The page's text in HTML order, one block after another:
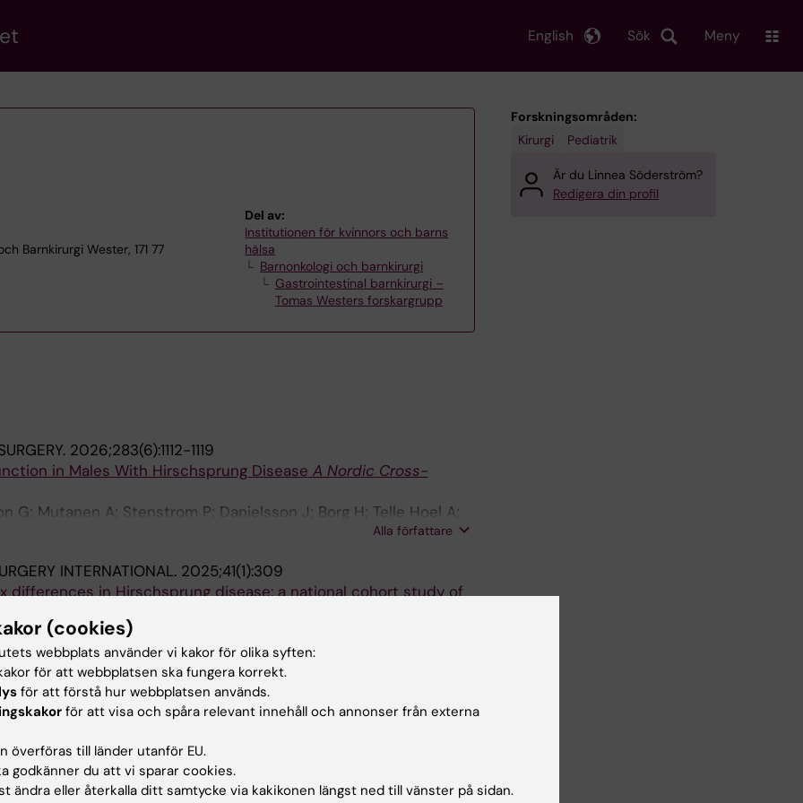
Sök
English Meny
Barnkirurgi Wester, 171 77
Del av:
Institutionen för kvinnors och barns
hälsa
Barnonkologi och barnkirurgi
Gastrointestinal barnkirurgi –
Tomas Westers forskargrupp
2026;283(6):1112-1119
in Males With Hirschsprung Disease A Nordic Cross-
G; Mutanen A; Stenstrom P; Danielsson J; Borg H; Telle Hoel A;
Alla författare
INTERNATIONAL. 2025;41(1):309
differences in Hirschsprung disease: a national cohort study of
C; Hagelsteen K; Gunnarsdottir A; Oddsberg J; Svensson P-J;
E; Lof Granstrom A; Stenstrom P; Wester T
INTERNATIONAL.2024;40(1):265
of Hirschsprung's disease in Sweden: a comparison of
C; Rossi D; Hagelsteen K; Gunnarsdottir A; Oddsberg J; Svensson
M; Gustafson E; Granstroem AL; Stenstrom P; Wester T
Forskningsområden:
Kirurgi
Pediatrik
Är du Linnea Söderström?
Redigera din profil
(cookies)
webbplats använder vi kakor för olika syften:
för att webbplatsen ska fungera korrekt.
för att förstå hur webbplatsen används.
för att visa och spåra relevant innehåll och annonser från externa
överföras till länder utanför EU.
godkänner du att vi sparar cookies.
ändra eller återkalla ditt samtycke via kakikonen längst ned till vänster på sidan.